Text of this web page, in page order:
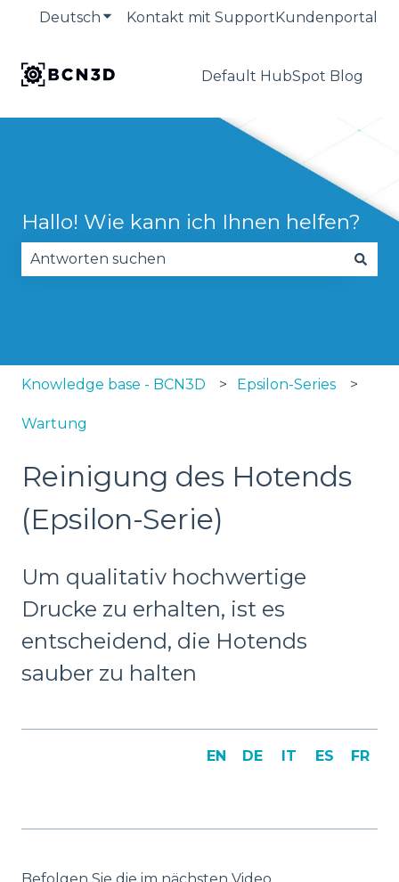
Deutsch Untermenü für Übersetzungen
Kontakt mit SupportKundenportal
Default HubSpot Blog
Hallo! Wie kann ich Ihnen helfen?
Knowledge base - BCN3D Epsilon-Series
Wartung
Reinigung des Hotends
(Epsilon-Serie)
Um qualitativ hochwertige
Drucke zu erhalten, ist es
entscheidend, die Hotends
sauber zu halten
EN DE IT ES FR